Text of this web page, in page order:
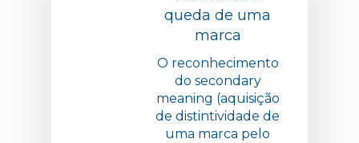
queda de uma
marca
O reconhecimento
do secondary
meaning (aquisição
de distintividade de
uma marca pelo